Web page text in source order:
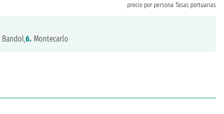
precio por persona Tasas portuarias
Bandol,6. Montecarlo